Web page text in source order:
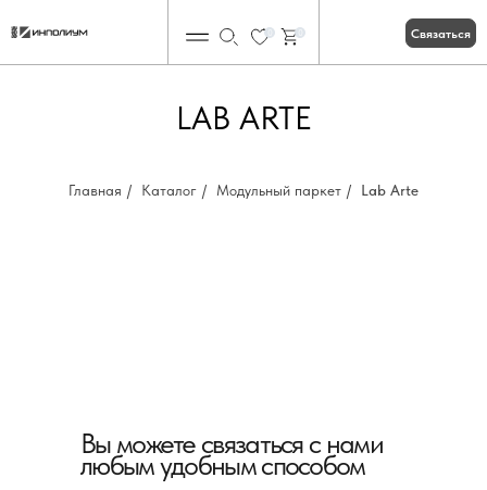
Связаться
LAB ARTE
Главная / Каталог / Модульный паркет / Lab Arte
Вы можете связаться с нами
любым удобным способом